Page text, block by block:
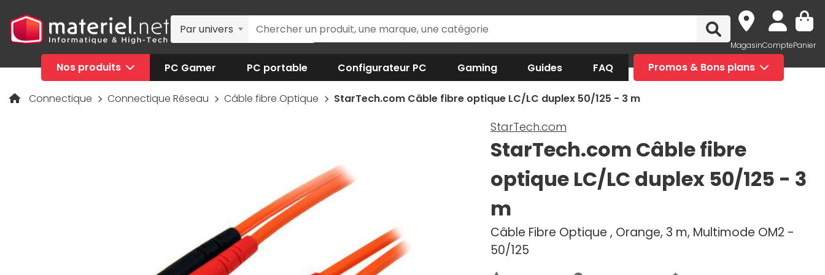
Par univers
MagasinComptePanier
Nos produits PC Gamer PC portable Configurateur PC Gaming Guides FAQ Promos & Bons plans
Connectique Connectique Réseau Câble fibre Optique StarTech.com Câble fibre optique LC/LC duplex 50/125 - 3 m
StarTech.com
StarTech.com Câble fibre
optique LC/LC duplex 50/125 - 3
m
Câble Fibre Optique , Orange, 3 m, Multimode OM2 -
50/125